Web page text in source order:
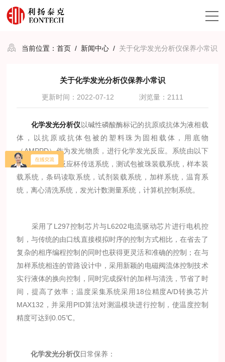
当前位置：首页 / 新闻中心 / 关于化学发光分析仪保养小常识
关于化学发光分析仪保养小常识
更新时间：2022-07-12 浏览量：2111
化学发光分析仪以碱性磷酸酶标记的抗原或抗体为液相载
体，以抗原或抗体包被的塑料珠为固相载体，用底物
（AMPPD）作为发光物质，进行化学发光反应。系统由以下
子系统构成：反应杯传送系统，测试包被珠装载系统，样本装
载系统，条码读取系统，试剂装载系统，加样系统，温育系
统，离心清洗系统，发光计数测量系统，计算机控制系统。
采用了L297控制芯片与L6202电流驱动芯片进行电机控
制，与传统的由口线直接模拟时序的控制方式相比，在省去了
复杂的相序编程控制的同时也获得更灵活和准确的控制；在与
加样系统相连的管路设计中，采用新颖的电磁阀流体控制技术
实行液体的换向控制，同时完成探针的加样与清洗，节省了时
间，提高了效率；温度采集系统采用18位精度A/D转换芯片
MAX132，并采用PID算法对测温模块进行控制，使温度控制
精度可达到0.05℃。
化学发光分析仪日常保养：